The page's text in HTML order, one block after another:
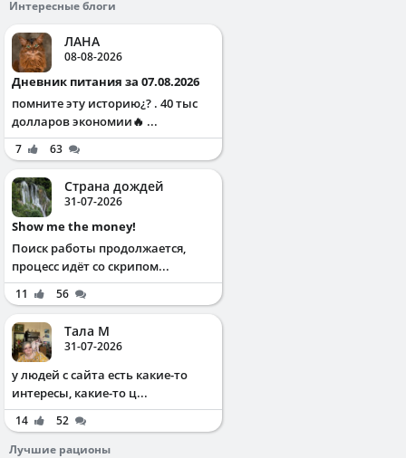
Интересные блоги
ЛАНА
08-08-2026
Дневник питания за 07.08.2026
помните эту историю¿? . 40 тыс
долларов экономии🔥 ...
7 63
Страна дождей
31-07-2026
Show me the money!
Поиск работы продолжается,
процесс идёт со скрипом...
11 56
Тала М
31-07-2026
у людей с сайта есть какие-то
интересы, какие-то ц...
14
52
Лучшие рационы